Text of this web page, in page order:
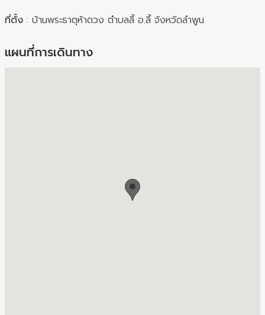
ที่ตั้ง : บ้านพระธาตุห้าดวง ตำบลลี้ อ.ลี้ จังหวัดลำพูน
แผนที่การเดินทาง